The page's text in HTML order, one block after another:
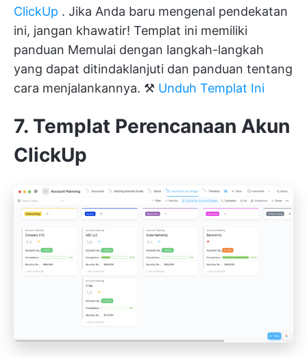
ClickUp . Jika Anda baru mengenal pendekatan
ini, jangan khawatir! Templat ini memiliki
panduan Memulai dengan langkah-langkah
yang dapat ditindaklanjuti dan panduan tentang
cara menjalankannya. ⚒️ Unduh Templat Ini
7. Templat Perencanaan Akun
ClickUp